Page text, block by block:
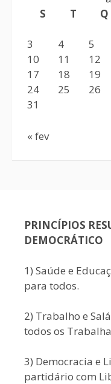
S
T Q
3
4 5
10
11 12
17
18 19
24
25 26
31
« fev
PRINCÍPIOS
DEMOCRÁTICO
1) Saúde e
para todos.
2) Trabalho e
todos os
3) Democracia e
partidário com